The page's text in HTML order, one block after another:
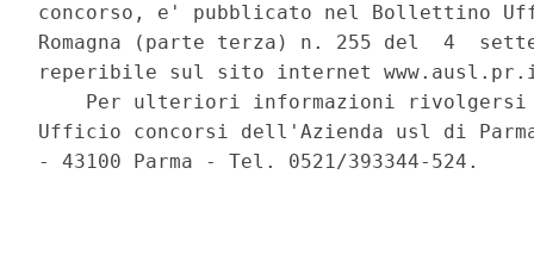
concorso, e' pubblicato nel Bollettino
Romagna (parte terza) n. 255 del  4
reperibile sul sito internet
Per ulteriori informazioni
Ufficio concorsi dell'Azienda usl di
- 43100 Parma - Tel. 0521/393344-524.